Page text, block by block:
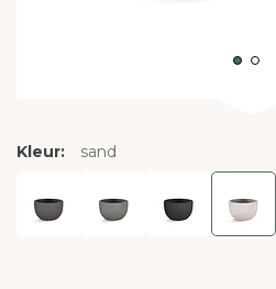
Kleur: sand